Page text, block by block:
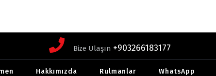
Bize Ulaşın +903266183177
Hakkımızda Rulmanlar WhatsApp